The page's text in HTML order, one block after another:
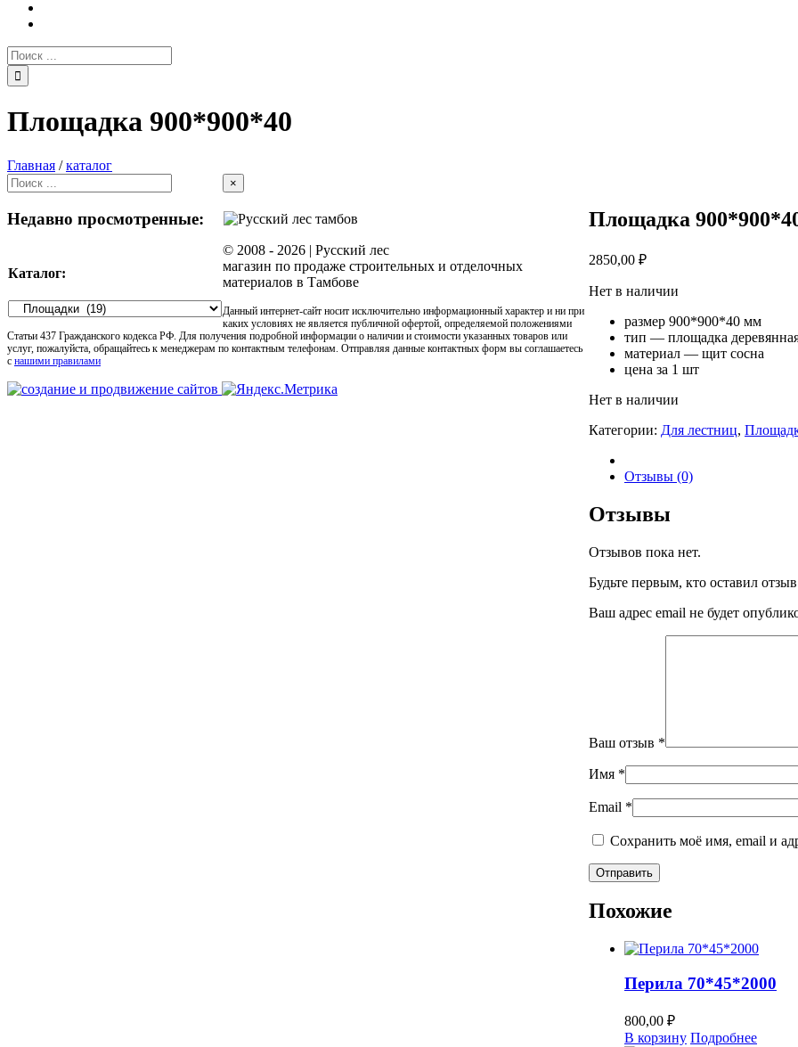
Поиск:
Площадка 900*900*40
Главная /каталог
Площадка
2850,00 ₽
Нет в наличии
размер 900*900*40 мм
тип — площадка
материал — щит сосна
цена за 1 шт
Нет в наличии
Категории: Для лестниц,
Отзывы (0)
Отзывы
Отзывов пока нет.
Будьте первым, кто оставил
Ваш адрес email не будет
Ваш отзыв *
Имя *
Email *
Сохранить моё имя, email и
Похожие
Перила 70*45*2000
800,00 ₽
В корзину Подробнее
Недавно просмотренные:
Каталог:
Close
product
quick
view
×
© 2008 - 2026 | Русский лес
магазин по продаже строительных и отделочных
материалов в Тамбове
Данный интернет-сайт носит исключительно информационный характер и ни при
каких условиях не является публичной офертой, определяемой положениями
Статьи 437 Гражданского кодекса РФ. Для получения подробной информации о наличии и стоимости указанных товаров или
услуг, пожалуйста, обращайтесь к менеджерам по контактным телефонам. Отправляя данные контактных форм вы соглашаетесь
с нашими правилами